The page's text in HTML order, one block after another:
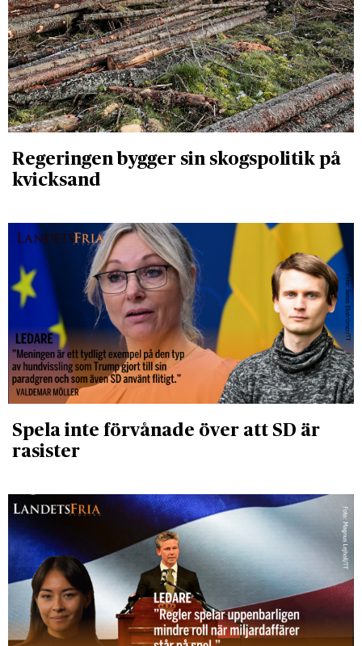
Regeringen bygger sin skogspolitik på
kvicksand
Spela inte förvånade över att SD är
rasister